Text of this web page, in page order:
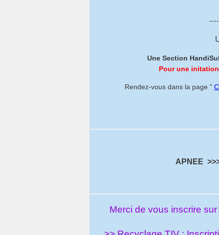
Une Section
Pour une
Rendez-vous dans la page "
APNEE
Merci de vous inscrire